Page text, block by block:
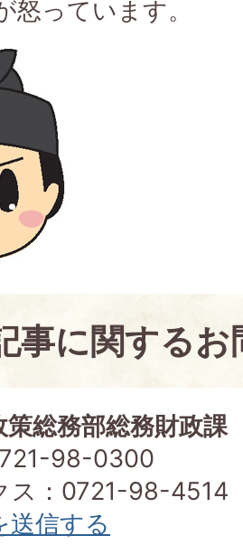
怒っています。
事に関する
策総務部総務財政課
98-0300
ス：0721-98-4514
送信する